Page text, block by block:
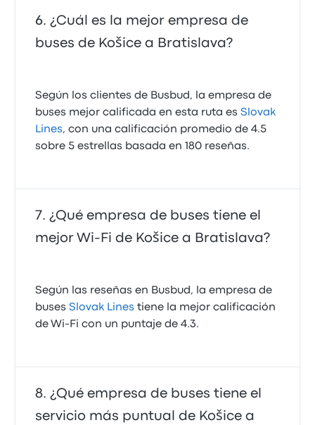
¿Cuál es la mejor empresa de
buses de Košice a Bratislava?
Según los clientes de Busbud, la empresa de
buses mejor calificada en esta ruta esSlovak
Lines, con una calificación promedio de 4.5
sobre 5 estrellas basada en 180 reseñas.
¿Qué empresa de buses tiene el
mejor Wi-Fi de Košice a Bratislava?
Según las reseñas en Busbud, la empresa de
busesSlovak Lines tiene la mejor calificación
de Wi‑Fi con un puntaje de 4.3.
¿Qué empresa de buses tiene el
servicio más puntual de Košice a